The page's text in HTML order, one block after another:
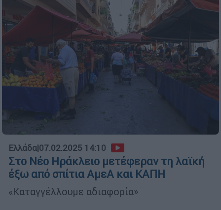
Ελλάδα|07.02.2025 14:10
Στο Νέο Ηράκλειο μετέφεραν τη λαϊκή
έξω από σπίτια ΑμεΑ και ΚΑΠΗ
«Καταγγέλλουμε αδιαφορία»